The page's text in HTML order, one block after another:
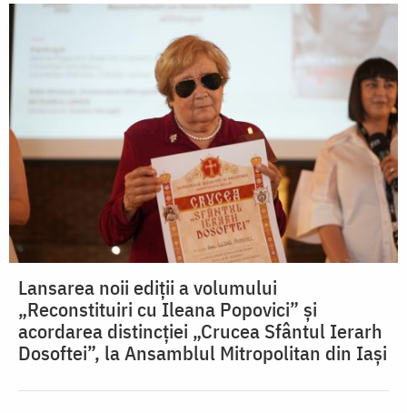
Lansarea noii ediții a volumului
„Reconstituiri cu Ileana Popovici” și
acordarea distincției „Crucea Sfântul Ierarh
Dosoftei”, la Ansamblul Mitropolitan din Iași